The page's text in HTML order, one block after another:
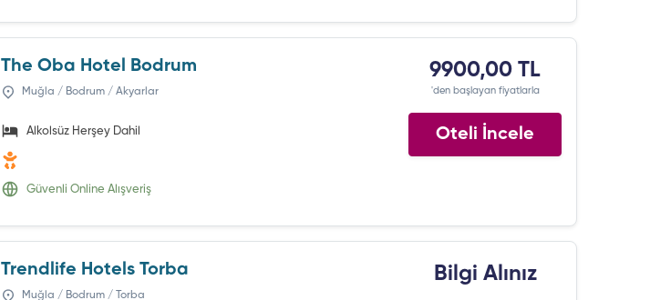
The Oba Hotel Bodrum
Muğla / Bodrum / Akyarlar
Alkolsüz Herşey Dahil
Güvenli Online Alışveriş
9900,00 TL
'den başlayan fiyatlarla
Oteli İncele
Trendlife Hotels Torba
Muğla / Bodrum / Torba
Bilgi Alınız